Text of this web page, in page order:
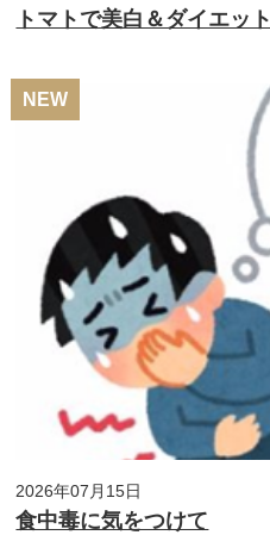
トマトで美白＆ダイエット
NEW
2026年07月15日
食中毒に気をつけて